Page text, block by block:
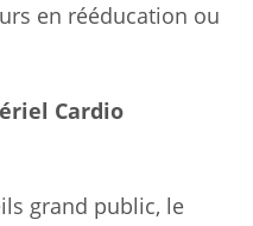
en rééducation ou
Cardio
grand public, le